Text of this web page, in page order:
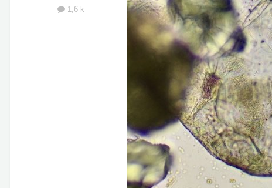
1,6 k